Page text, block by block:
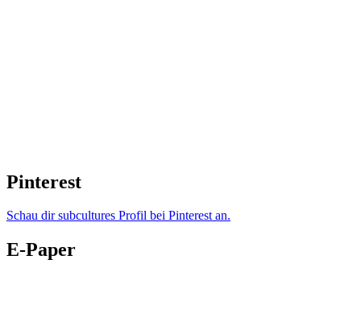
Pinterest
Schau dir subcultures Profil bei Pinterest an.
E-Paper